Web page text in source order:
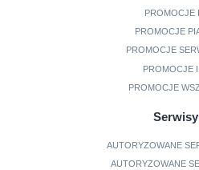
PROMOCJE
PROMOCJE
PROMOCJE
PROMOCJE
PROMOCJE
Serwisy
AUTORYZOWANE
AUTORYZOWANE